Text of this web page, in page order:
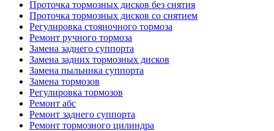
Проточка тормозных дисков без снятия
Проточка тормозных дисков со снятием
Регулировка стояночного тормоза
Ремонт ручного тормоза
Замена заднего суппорта
Замена задних тормозных дисков
Замена пыльника суппорта
Замена тормозов
Регулировка тормозов
Ремонт абс
Ремонт заднего суппорта
Ремонт тормозного цилиндра